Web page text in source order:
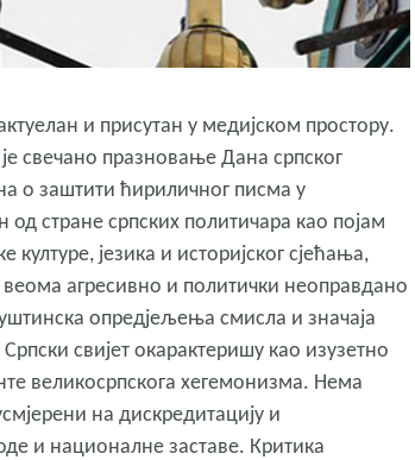
и присутан у медијском простору.
свечано празновање Дана српског
о заштити ћириличног писма у
стране српских политичара као појам
језика и историјског сјећања,
агресивно и политички неоправдано
опредјељења смисла и значаја
свијет окарактеришу као изузетно
великосрпскога хегемонизма. Нема
на дискредитацију и
и националне заставе. Критика